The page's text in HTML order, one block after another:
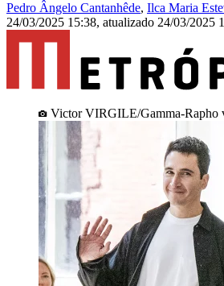
Pedro Ângelo Cantanhêde, Ilca Maria
24/03/2025 15:38, atualizado 24/03/2025
Victor VIRGILE/Gamma-Rapho